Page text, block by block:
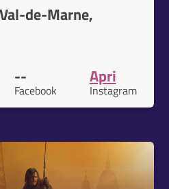
de-Marne,
--
Facebook
Apri
Instagram